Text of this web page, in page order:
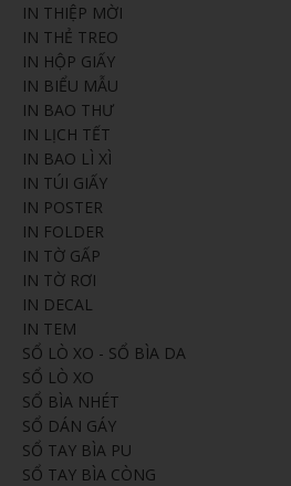
IN THIỆP MỜI
IN THẺ TREO
IN HỘP GIẤY
IN BIỂU MẪU
IN BAO THƯ
IN LỊCH TẾT
IN BAO LÌ XÌ
IN TÚI GIẤY
IN POSTER
IN FOLDER
IN TỜ GẤP
IN TỜ RƠI
IN DECAL
IN TEM
SỔ LÒ XO - SỔ BÌA DA
SỔ LÒ XO
SỔ BÌA NHÉT
SỔ DÁN GÁY
SỔ TAY BÌA PU
SỔ TAY BÌA CÒNG